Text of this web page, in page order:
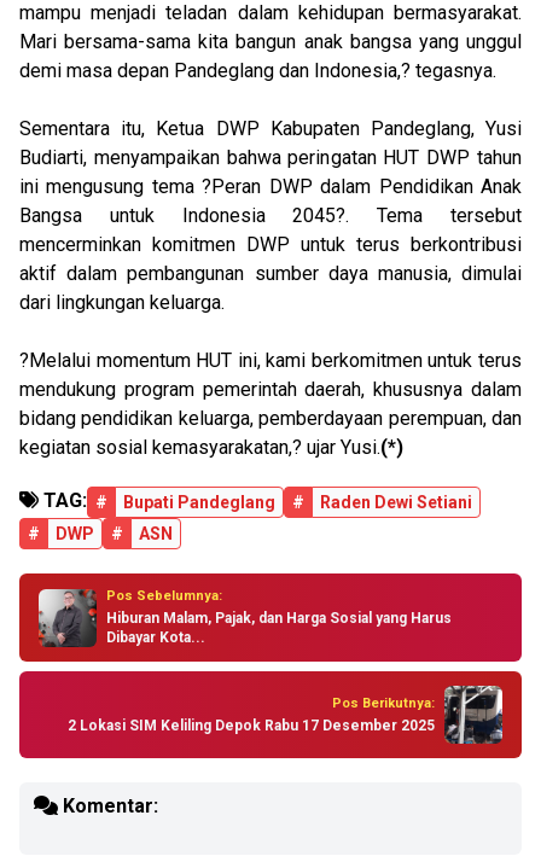
mampu menjadi teladan dalam kehidupan bermasyarakat.
Mari bersama-sama kita bangun anak bangsa yang unggul
demi masa depan Pandeglang dan Indonesia,? tegasnya.
Sementara itu, Ketua DWP Kabupaten Pandeglang, Yusi
Budiarti, menyampaikan bahwa peringatan HUT DWP tahun
ini mengusung tema ?Peran DWP dalam Pendidikan Anak
Bangsa untuk Indonesia 2045?. Tema tersebut
mencerminkan komitmen DWP untuk terus berkontribusi
aktif dalam pembangunan sumber daya manusia, dimulai
dari lingkungan keluarga.
?Melalui momentum HUT ini, kami berkomitmen untuk terus
mendukung program pemerintah daerah, khususnya dalam
bidang pendidikan keluarga, pemberdayaan perempuan, dan
kegiatan sosial kemasyarakatan,? ujar Yusi.(*)
TAG: # Bupati Pandeglang #
Raden Dewi Setiani
#
DWP # ASN
Pos Sebelumnya:
Hiburan Malam, Pajak, dan Harga Sosial yang Harus
Dibayar Kota...
Pos Berikutnya:
2 Lokasi SIM Keliling Depok Rabu 17 Desember 2025
Komentar: